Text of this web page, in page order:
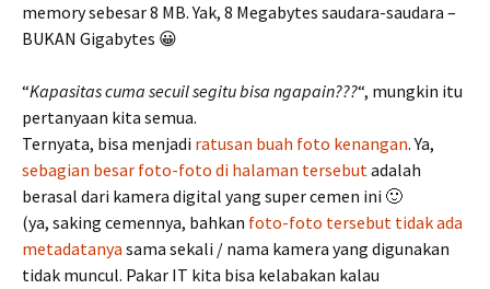
memory sebesar 8 MB. Yak, 8 Megabytes saudara-saudara –
BUKAN Gigabytes 😀
“Kapasitas cuma secuil segitu bisa ngapain???“, mungkin itu
pertanyaan kita semua.
Ternyata, bisa menjadi ratusan buah foto kenangan. Ya,
sebagian besar foto-foto di halaman tersebutadalah
berasal dari kamera digital yang super cemen ini 🙂
(ya, saking cemennya, bahkan foto-foto tersebut tidak ada
metadatanya sama sekali / nama kamera yang digunakan
tidak muncul. Pakar IT kita bisa kelabakan kalau